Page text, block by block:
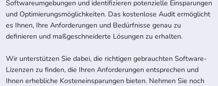
Softwareumgebungen und identifizieren potenzielle Einsparungen
und Optimierungsmöglichkeiten. Das kostenlose Audit ermöglicht
es Ihnen, Ihre Anforderungen und Bedürfnisse genau zu
definieren und maßgeschneiderte Lösungen zu erhalten.
Wir unterstützen Sie dabei, die richtigen gebrauchten Software-
Lizenzen zu finden, die Ihren Anforderungen entsprechen und
Ihnen erhebliche Kosteneinsparungen bieten. Nehmen Sie noch